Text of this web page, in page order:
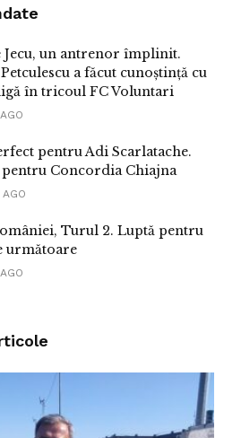
Jecu, un antrenor împlinit.
a făcut cunoștință cu
în tricoul FC Voluntari
pentru Adi Scarlatache.
Concordia Chiajna
Turul 2. Luptă pentru
următoare